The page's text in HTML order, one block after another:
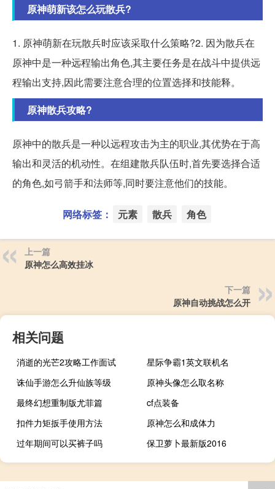
原神萌新该怎么玩散兵?
1. 原神萌新在玩散兵时应该采取什么策略?2. 因为散兵在
原神中是一种远程输出角色,其主要任务是在战斗中提供远
程输出支持,因此需要注意合理的位置选择和技能释。
原神散兵攻略?
原神中的散兵是一种以远程攻击为主的职业,其优势在于高
输出和灵活的机动性。在组建散兵队伍时,首先要选择合适
的角色,如弓箭手和法师等,同时要注意他们的技能。
网络标签： 元素 散兵 角色
上一篇
原神怎么高效挂冰
下一篇
原神自动挑战怎么开
相关问题
消逝的光芒2攻略工作面试
星际争霸1英文联机名
诛仙手游怎么升仙族等级
原神头像怎么取名称
最终幻想重制版尤菲篇
cf点装备
扣件力矩扳手使用方法
原神怎么和成体力
过年期间可以买裤子吗
保卫萝卜最新版2016